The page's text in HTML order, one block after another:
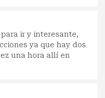
para ir y interesante,
ya que hay dos
una hora allí en